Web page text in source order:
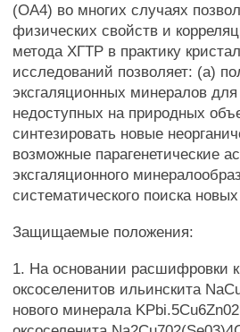
(ОА4) во многих случаях
физических свойств и
метода ХГТР в практику
исследований позволяет: (а)
эксгаляционных минералов
недоступных на природных
синтезировать новые
возможные парагенетические
эксгаляционного
систематического поиска
Защищаемые положения:
1. На основании расшифровки
оксоселенитов ильинскита
нового минерала